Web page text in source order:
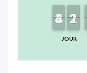
JOUR
3
3
4
4 1
1
2
2